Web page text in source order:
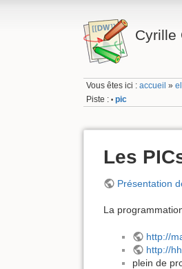
Cyrille
Vous êtes ici :accueil »
Piste : • pic
Les
Présentation
La
http://
http://
plein de